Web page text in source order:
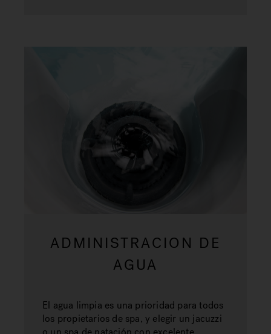
ADMINISTRACION DE
AGUA
El agua limpia es una prioridad para todos
los propietarios de spa, y elegir un jacuzzi